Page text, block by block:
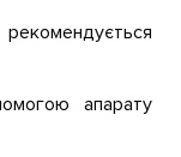
апарату